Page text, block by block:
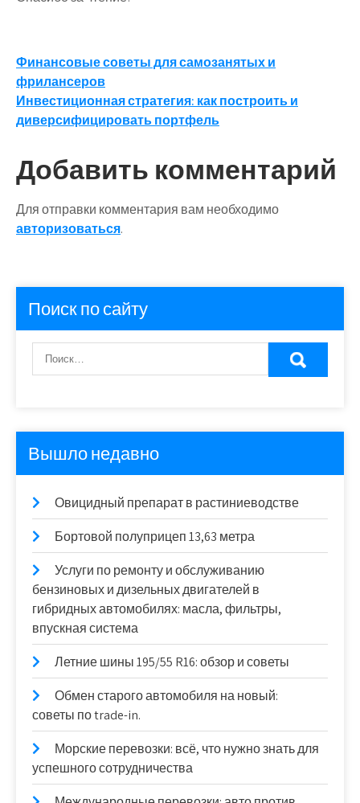
Навигация
по
записям
Финансовые советы для самозанятых и
фрилансеров
Инвестиционная стратегия: как построить и
диверсифицировать портфель
Добавить комментарий
Для отправки комментария вам необходимо
авторизоваться.
Поиск по сайту
Вышло недавно
Овицидный препарат в растиниеводстве
Бортовой полуприцеп 13,63 метра
Услуги по ремонту и обслуживанию
бензиновых и дизельных двигателей в
гибридных автомобилях: масла, фильтры,
впускная система
Летние шины 195/55 R16: обзор и советы
Обмен старого автомобиля на новый:
советы по trade-in.
Морские перевозки: всё, что нужно знать для
успешного сотрудничества